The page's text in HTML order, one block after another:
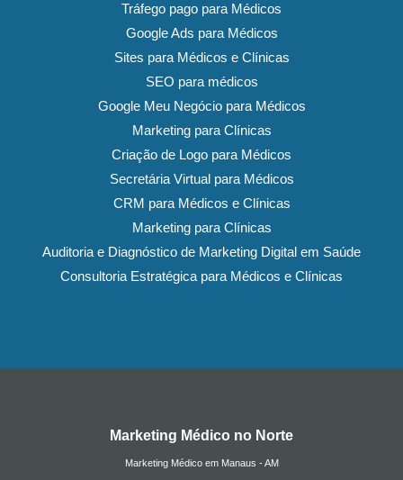
Tráfego pago para Médicos
Google Ads para Médicos
Sites para Médicos e Clínicas
SEO para médicos
Google Meu Negócio para Médicos
Marketing para Clínicas
Criação de Logo para Médicos
Secretária Virtual para Médicos
CRM para Médicos e Clínicas
Marketing para Clínicas
Auditoria e Diagnóstico de Marketing Digital em Saúde
Consultoria Estratégica para Médicos e Clínicas
Marketing Médico no Norte
Marketing Médico em Manaus - AM